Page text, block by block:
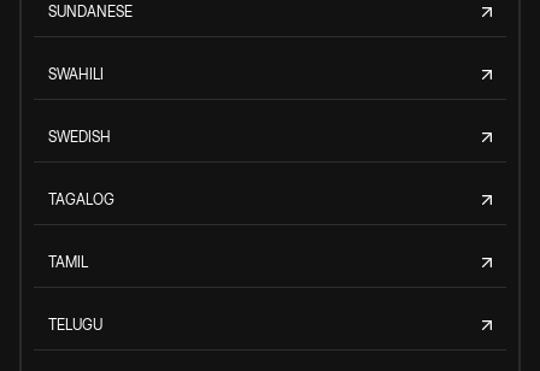
SUNDANESE
SWAHILI
SWEDISH
TAGALOG
TAMIL
TELUGU